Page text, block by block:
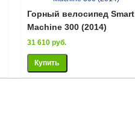
Горный велосипед Smart
Machine 300 (2014)
31 610 руб.